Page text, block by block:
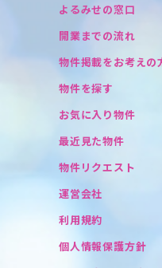
よるみせの窓口
開業までの流れ
物件掲載をお考えの
物件を探す
お気に入り物件
最近見た物件
物件リクエスト
運営会社
利用規約
個人情報保護方針